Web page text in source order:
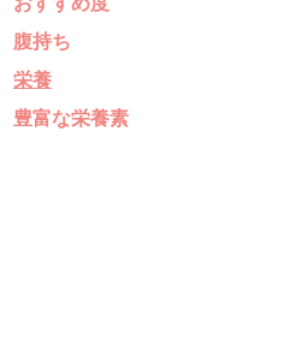
腹持ち
栄養
豊富な栄養素